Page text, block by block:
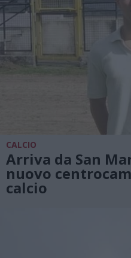
CALCIO
Arriva da San
nuovo
calcio